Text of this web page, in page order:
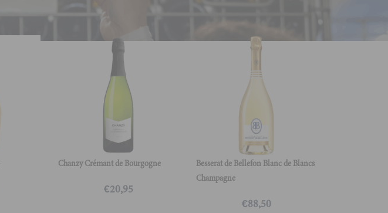
Chanzy Crémant de Bourgogne
€20,95
Besserat de Bellefon Blanc de Blancs
Champagne
€88,50